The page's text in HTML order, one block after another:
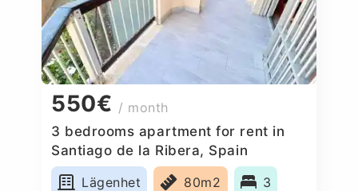
550€ / month
3 bedrooms apartment for rent in
Santiago de la Ribera, Spain
Lägenhet
80m2 3